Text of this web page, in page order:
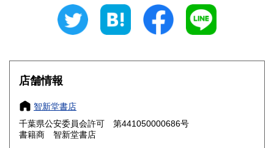
1,200円 三重県
大阪府
奈良県
鳥取県 1,440円 島根県
店舗情報
智新堂書店
千葉県公安委員会許可 第441050000686号
書籍商 智新堂書店